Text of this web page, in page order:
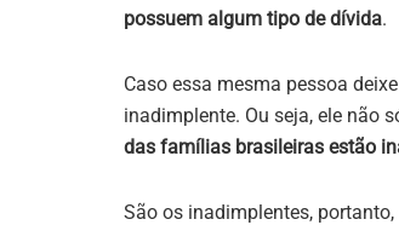
possuem algum tipo de dívida.
Caso essa mesma pessoa
inadimplente. Ou seja, ele não
das famílias brasileiras estão
São os inadimplentes,